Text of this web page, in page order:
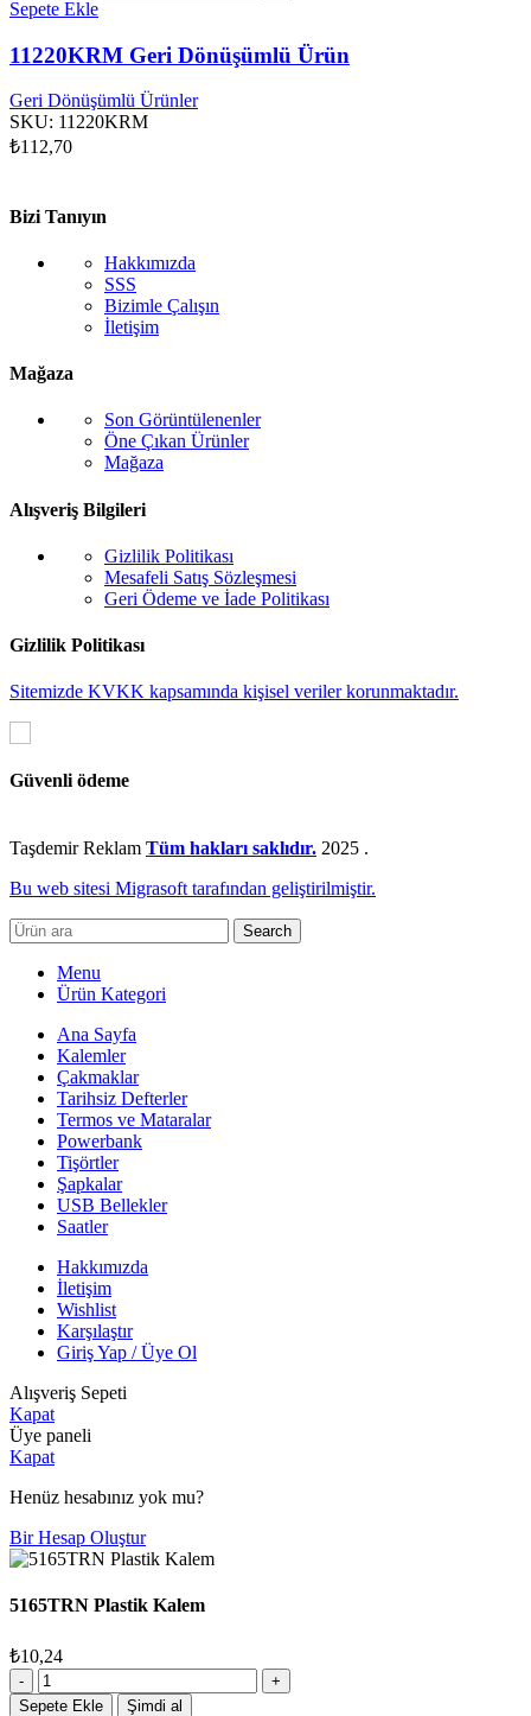
Ürün
adet
Sepete Ekle
11220KRM Geri Dönüşümlü Ürün
Geri Dönüşümlü Ürünler
SKU: 11220KRM
₺112,70
Bizi Tanıyın
Hakkımızda
SSS
Bizimle Çalışın
İletişim
Mağaza
Son Görüntülenenler
Öne Çıkan Ürünler
Mağaza
Alışveriş Bilgileri
Gizlilik Politikası
Mesafeli Satış Sözleşmesi
Geri Ödeme ve İade Politikası
Gizlilik Politikası
Sitemizde KVKK kapsamında kişisel veriler korunmaktadır.
Güvenli ödeme
Taşdemir Reklam Tüm hakları saklıdır. 2025 .
Bu web sitesi Migrasoft tarafından geliştirilmiştir.
Search
Menu
Ürün Kategori
Ana Sayfa
Kalemler
Çakmaklar
Tarihsiz Defterler
Termos ve Mataralar
Powerbank
Tişörtler
Şapkalar
USB Bellekler
Saatler
Hakkımızda
İletişim
Wishlist
Karşılaştır
Giriş Yap / Üye Ol
Alışveriş Sepeti
Kapat
Üye paneli
Kapat
Henüz hesabınız yok mu?
Bir Hesap Oluştur
5165TRN Plastik Kalem
₺10,24
5165TRN
Plastik
Sepete Ekle Şimdi al